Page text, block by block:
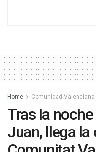
Home Comunidad Valenciana
Tras la
Juan, llega la